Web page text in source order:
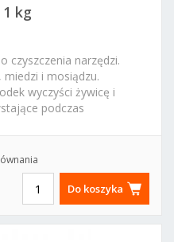
kg
czyszczenia narzędzi.
miedzi i mosiądzu.
wyczyści żywicę i
podczas
Do koszyka